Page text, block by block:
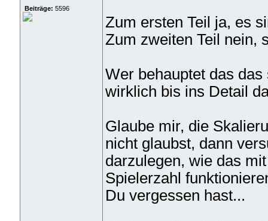
Beiträge: 5596
Zum ersten Teil ja, es
Zum zweiten Teil nein,
Wer behauptet das
wirklich bis ins Detail
Glaube mir, die
nicht glaubst, dann
darzulegen, wie das
Spielerzahl
Du vergessen hast...